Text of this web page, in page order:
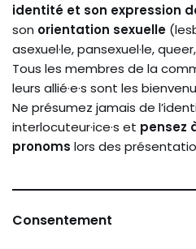
identité et son expression
son orientation sexuelle
asexuel·le, pansexuel·le,
Tous les membres de la
leurs allié·e·s sont les
Ne présumez jamais de
interlocuteur·ice·s et pensez
pronoms lors des
Consentement